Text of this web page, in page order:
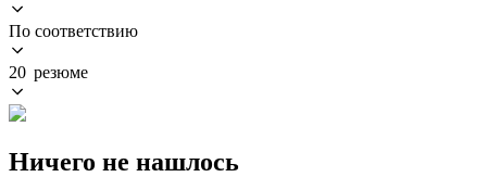
По соответствию
20 резюме
Ничего не нашлось